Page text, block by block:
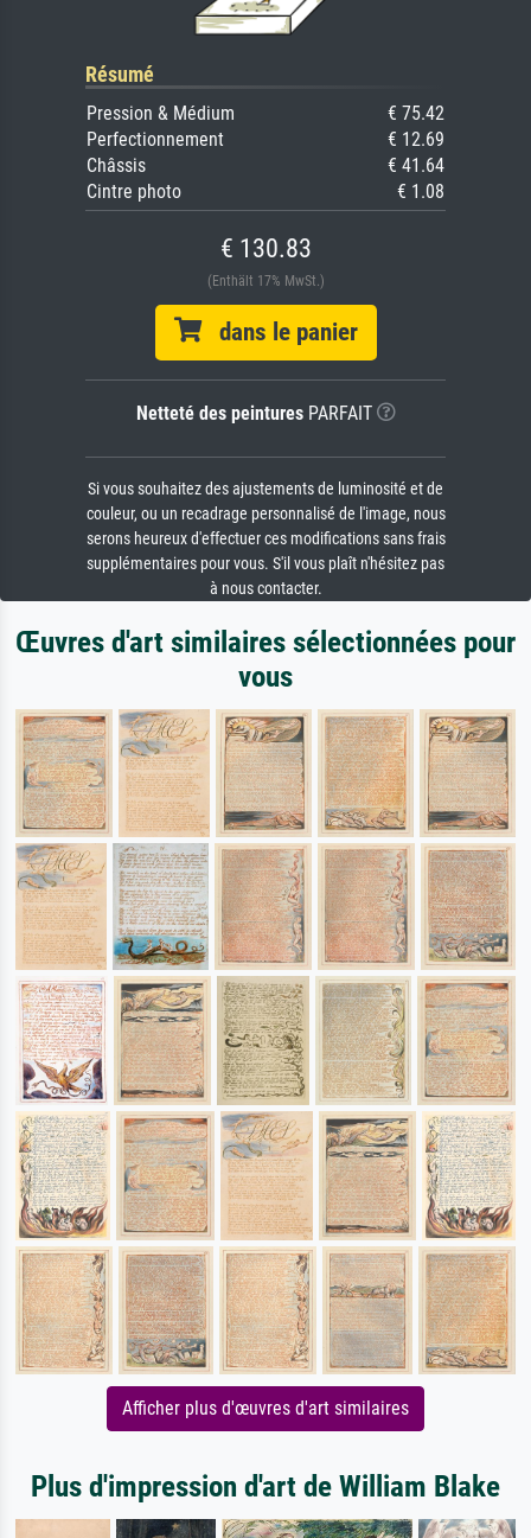
Résumé
Pression & Médium
€ 75.42
Perfectionnement
€ 12.69
Châssis
€ 41.64
Cintre photo
€ 1.08
€ 130.83
(Enthält 17% MwSt.)
dans le panier
Netteté des peinturesPARFAIT
Si vous souhaitez des ajustements de luminosité et de
couleur, ou un recadrage personnalisé de l'image, nous
serons heureux d'effectuer ces modifications sans frais
supplémentaires pour vous. S'il vous plaît n'hésitez pas
à nous contacter.
Œuvres d'art similaires sélectionnées pour
vous
Afficher plus d'œuvres d'art similaires
Plus d'impression d'art de William Blake